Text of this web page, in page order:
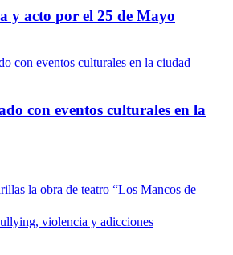
y acto por el 25 de Mayo
con eventos culturales en la